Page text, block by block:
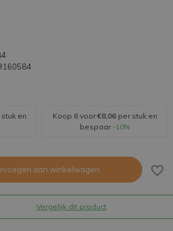
en
Koop 6 voor€8,06per stuk en
bespaar -10%
aan winkelwagen
Vergelijk dit product